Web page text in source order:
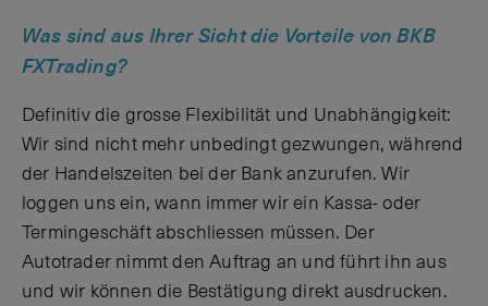
Was sind aus Ihrer Sicht die Vorteile von BKB
FXTrading?
Definitiv die grosse Flexibilität und Unabhängigkeit:
Wir sind nicht mehr unbedingt gezwungen, während
der Handelszeiten bei der Bank anzurufen. Wir
loggen uns ein, wann immer wir ein Kassa- oder
Termingeschäft abschliessen müssen. Der
Autotrader nimmt den Auftrag an und führt ihn aus
und wir können die Bestätigung direkt ausdrucken.